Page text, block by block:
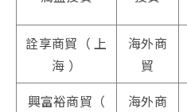
詮享商貿（ 上
海 ）
海外商
貿
興富裕商貿（
海外商